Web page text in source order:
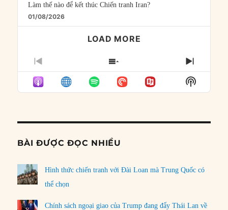
Làm thế nào để kết thúc Chiến tranh Iran?
01/08/2026
LOAD MORE
PREVIOUS
EPISODE
SHOW
EPISODES
LIST
NEXT
Show
Podcast
BÀI ĐƯỢC ĐỌC NHIỀU
Hình thức chiến tranh với Đài Loan mà Trung Quốc có
thể chọn
Chính sách ngoại giao của Trump đang đẩy Thái Lan về